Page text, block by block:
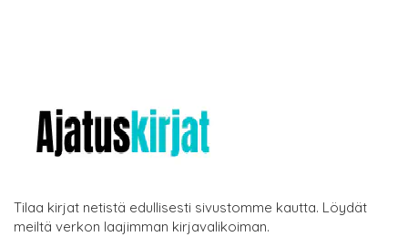
Tilaa kirjat netistä edullisesti sivustomme kautta. Löydät
meiltä verkon laajimman kirjavalikoiman.